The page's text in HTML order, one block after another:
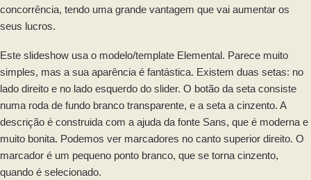
concorrência, tendo uma grande vantagem que vai aumentar os
seus lucros.
Este slideshow usa o modelo/template Elemental. Parece muito
simples, mas a sua aparência é fantástica. Existem duas setas: no
lado direito e no lado esquerdo do slider. O botão da seta consiste
numa roda de fundo branco transparente, e a seta a cinzento. A
descrição é construida com a ajuda da fonte Sans, que é moderna e
muito bonita. Podemos ver marcadores no canto superior direito. O
marcador é um pequeno ponto branco, que se torna cinzento,
quando é selecionado.